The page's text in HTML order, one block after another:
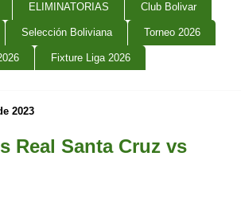
ELIMINATORIAS Club Bolivar
Selección Boliviana Torneo 2026
Fixture Liga 2026
2023
Real Santa Cruz vs